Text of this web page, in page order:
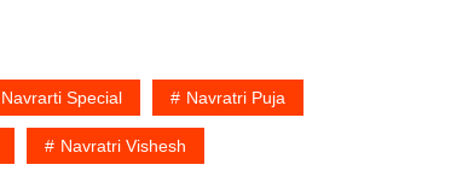
Navrarti Special Navratri Puja
Navratri Vishesh